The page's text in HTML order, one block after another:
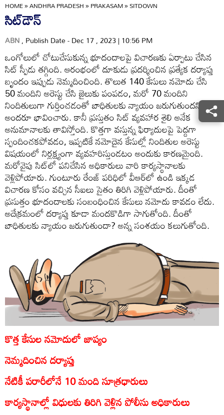
HOME»ANDHRA PRADESH»PRAKASAM»SITDOWN
సిట్‌డౌన్‌
ABN, Publish Date - Dec 17 , 2023 | 10:56 PM
ఒంగోలులో చోటుచేసుకున్న భూదందాలపై విచారణకు ఏర్పాటు చేసిన
సిట్‌ స్పీడు తగ్గింది. ఆరంభంలో దూకుడు ప్రదర్శించిన ప్రత్యేక దర్యాప్తు
బృందం ఇప్పుడు నెమ్మదించింది. తొలుత 140 కేసులు నమోదు చేసి
50 మందిని అరెస్టు చేసి జైలుకు పంపడం, మరో 70 మందిని
నిందితులుగా గుర్తించడంతో బాధితులకు న్యాయం జరుగుతుందని
అందరూ భావించారు. కానీ ప్రస్తుతం సిట్‌ వ్యవహార శైలి అనేక
అనుమానాలకు తావిస్తోంది. కొత్తగా వస్తున్న ఫిర్యాదులపై పెద్దగా
స్పందించకపోవడం, ఇప్పటికే నమోదైన కేసుల్లో నిందితుల అరెస్టు
విషయంలో నిర్లక్ష్యంగా వ్యవహరిస్తుండటం అందుకు కారణమైంది.
మరోవైపు సిట్‌లో పనిచేసిన అధికారులు వారి కార్యస్థానాలకు
వెళ్లిపోయారు. గుంటూరు రేంజ్‌ పరిధిలో వీఆర్‌లో ఉండి ఇక్కడ
విచారణ కోసం వచ్చిన సీఐలు సైతం తిరిగి వెళ్లిపోయారు. దీంతో
ప్రసుత్తం భూదందాలకు సంబంధించిన కేసులు నమోదు కావడం లేదు.
అదేక్రమంలో దర్యాప్తు కూడా మందకొడిగా సాగుతోంది. దీంతో
బాధితులకు న్యాయం జరుగుతుందా? అన్న సంశయం కలుగుతోంది.
కొత్త కేసుల నమోదులో జాప్యం
నెమ్మదించిన దర్యాప్తు
నేటికీ పరారీలోనే 10 మంది సూత్రధారులు
కార్యస్థానాల్లో విధులకు తిరిగి వెళ్లిన పోలీసు అధికారులు